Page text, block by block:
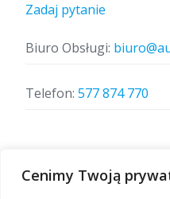
Cenimy Twoją
Zadaj pytanie
Biuro Obsługi:
Telefon: 577 874 770